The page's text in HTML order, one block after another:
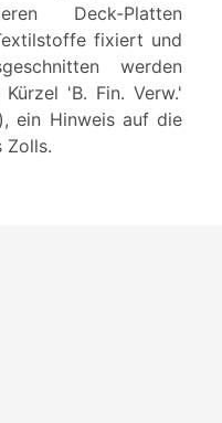
Deck-Platten
fixiert und
werden
'B. Fin. Verw.'
ein Hinweis auf die
Zolls.